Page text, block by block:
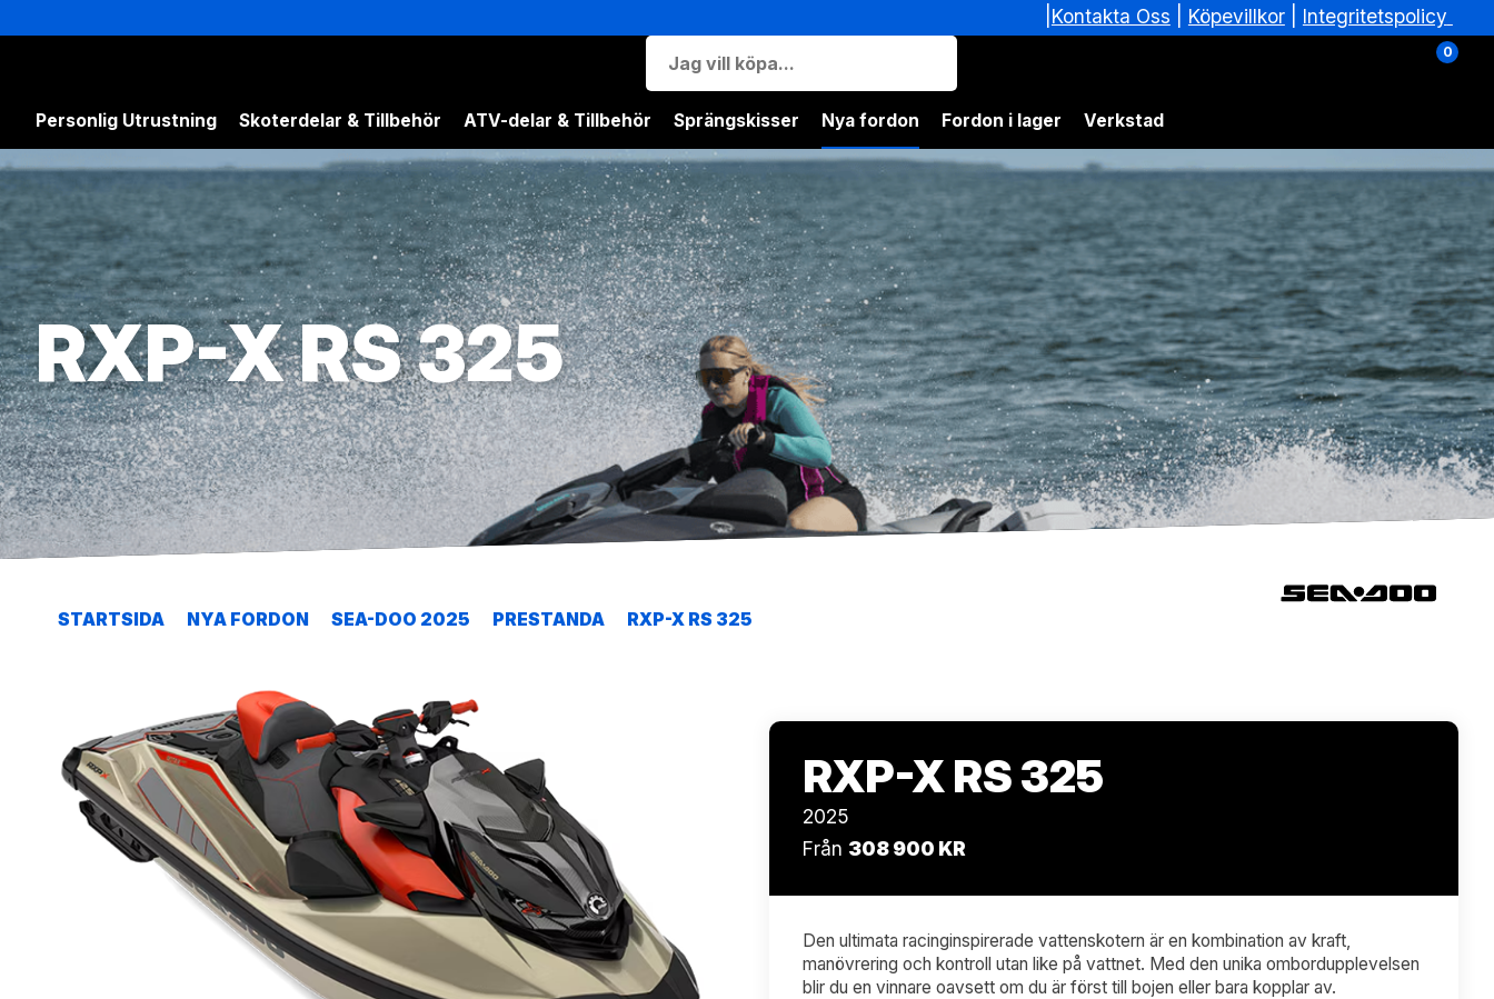
Köpevillkor| Integritetspolicy
0
Personlig Utrustning Skoterdelar & Tillbehör ATV-delar & Tillbehör Sprängskisser Nya fordon Fordon i lager Verkstad
RXP-X RS 325
STARTSIDA NYA FORDON SEA-DOO 2025 PRESTANDA RXP-X RS 325
RXP-X RS 325
2025
Från 308 900 KR
Den ultimata racinginspirerade vattenskotern är en kombination av kraft,
manövrering och kontroll utan like på vattnet. Med den unika ombordupplevelsen
blir du en vinnare oavsett om du är först till bojen eller bara kopplar av.